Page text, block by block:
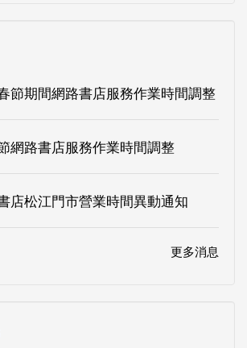
節期間網路書店服務作業時間調整
網路書店服務作業時間調整
店松江門市營業時間異動通知
更多消息